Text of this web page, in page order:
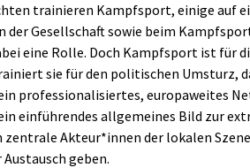
trainieren Kampfsport, einige auf
der Gesellschaft sowie beim
eine Rolle. Doch Kampfsport ist für
sie für den politischen Umsturz,
professionalisiertes, europaweites
einführendes allgemeines Bild zur
Akteur*innen der lokalen
geben.